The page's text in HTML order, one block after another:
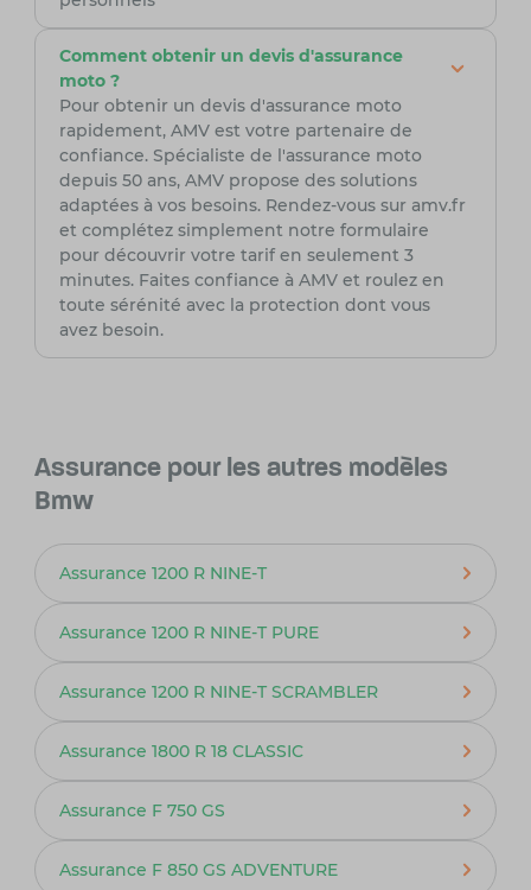
Comment obtenir un devis d'assurance
moto ?
Pour obtenir un devis d'assurance moto
rapidement, AMV est votre partenaire de
confiance. Spécialiste de l'assurance moto
depuis 50 ans, AMV propose des solutions
adaptées à vos besoins. Rendez-vous sur amv.fr
et complétez simplement notre formulaire
pour découvrir votre tarif en seulement 3
minutes. Faites confiance à AMV et roulez en
toute sérénité avec la protection dont vous
avez besoin.
Assurance pour les autres modèles
Bmw
Assurance 1200 R NINE-T
Assurance 1200 R NINE-T PURE
Assurance 1200 R NINE-T SCRAMBLER
Assurance 1800 R 18 CLASSIC
Assurance F 750 GS
Assurance F 850 GS ADVENTURE